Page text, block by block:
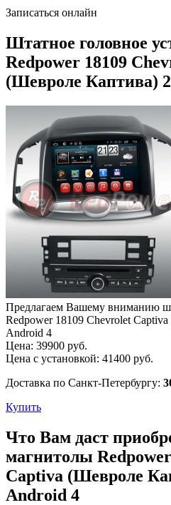
Записаться онлайн
Штатное головное
Redpower 18109
(Шевроле Каптива)
Предлагаем Вашему вниманию
Redpower 18109 Chevrolet
Android 4
Цена: 39900 руб.
Цена с установкой: 41400 руб.
Доставка по Санкт-Петербургу:
Купить
Что Вам даст
магнитолы
Captiva (Шевроле
Android 4